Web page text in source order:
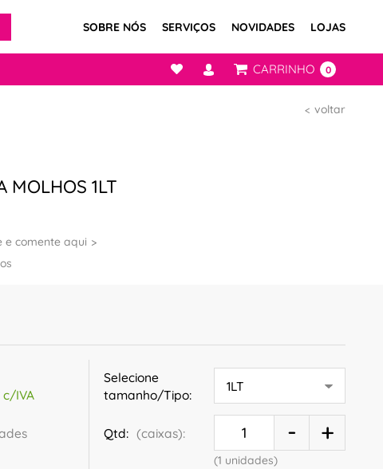
SOBRE NÓS SERVIÇOS NOVIDADES LOJAS
CARRINHO 0
voltar
MOLHOS 1LT
e comente aqui
c/IVA
Selecione
tamanho/Tipo:
Qtd: (caixas):
(1 unidades)